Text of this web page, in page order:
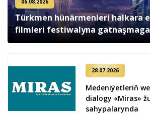
Türkmen hünärmenleri halkara
filmleri festiwalyna
28.07.2026
Medeniýetleriň
dialogy «Miras»
sahypalarynda